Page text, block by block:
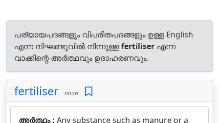
പര്യായപദങ്ങളും വിപരീതപദങ്ങളും ഉള്ള English
എന്ന നിഘണ്ടുവിൽ നിന്നുള്ളfertiliser എന്ന
വാക്കിന്റെ അർത്ഥവും ഉദാഹരണവും.
fertiliser noun
അർത്ഥം : Any substance such as manure or a